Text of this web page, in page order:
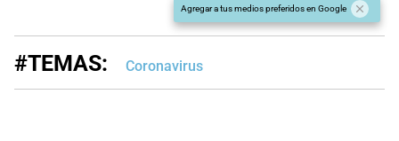
Agregar a tus medios preferidos en Google
#TEMAS: Coronavirus